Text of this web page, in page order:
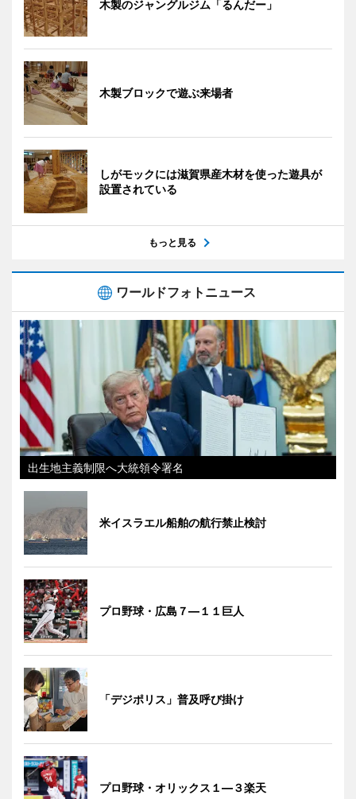
木製のジャングルジム「るんだー」
木製ブロックで遊ぶ来場者
しがモックには滋賀県産木材を使った遊具が
設置されている
もっと見る
ワールドフォトニュース
出生地主義制限へ大統領令署名
米イスラエル船舶の航行禁止検討
プロ野球・広島７―１１巨人
「デジポリス」普及呼び掛け
プロ野球・オリックス１―３楽天